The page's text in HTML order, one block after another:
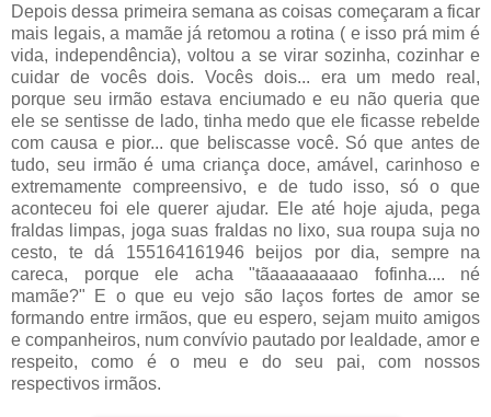
Depois dessa primeira semana as coisas começaram a ficar
mais legais, a mamãe já retomou a rotina ( e isso prá mim é
vida, independência), voltou a se virar sozinha, cozinhar e
cuidar de vocês dois. Vocês dois... era um medo real,
porque seu irmão estava enciumado e eu não queria que
ele se sentisse de lado, tinha medo que ele ficasse rebelde
com causa e pior... que beliscasse você. Só que antes de
tudo, seu irmão é uma criança doce, amável, carinhoso e
extremamente compreensivo, e de tudo isso, só o que
aconteceu foi ele querer ajudar. Ele até hoje ajuda, pega
fraldas limpas, joga suas fraldas no lixo, sua roupa suja no
cesto, te dá 155164161946 beijos por dia, sempre na
careca, porque ele acha "tãaaaaaaaao fofinha.... né
mamãe?" E o que eu vejo são laços fortes de amor se
formando entre irmãos, que eu espero, sejam muito amigos
e companheiros, num convívio pautado por lealdade, amor e
respeito, como é o meu e do seu pai, com nossos
respectivos irmãos.